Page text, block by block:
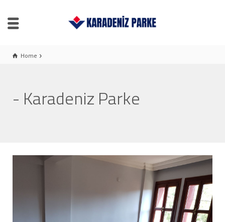
Home
- Karadeniz Parke